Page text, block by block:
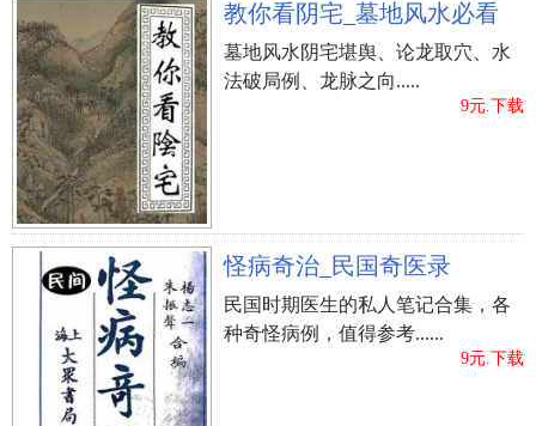
教你看阴宅_墓地风水必看
墓地风水阴宅堪舆、论龙取穴、水
法破局例、龙脉之向.....
9元.下载
怪病奇治_民国奇医录
民国时期医生的私人笔记合集，各
种奇怪病例，值得参考......
9元.下载